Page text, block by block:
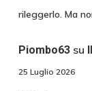
rileggerlo. Ma
Piombo63su
25 Luglio 2026